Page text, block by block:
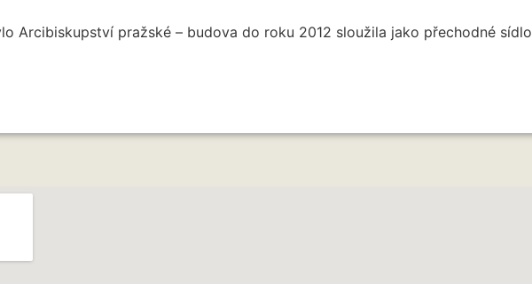
Arcibiskupství pražské – budova do roku 2012 sloužila jako přechodné sídlo